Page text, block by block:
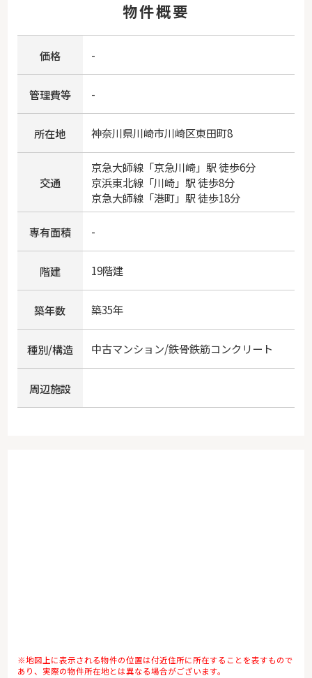
物件概要
価格 -
管理費等 -
所在地 神奈川県川崎市川崎区東田町8
交通
京急大師線「京急川崎」駅 徒歩6分
京浜東北線「川崎」駅 徒歩8分
京急大師線「港町」駅 徒歩18分
専有面積 -
階建 19階建
築年数 築35年
種別/構造 中古マンション/鉄骨鉄筋コンクリート
周辺施設
※地図上に表示される物件の位置は付近住所に所在することを表すもので
あり、実際の物件所在地とは異なる場合がございます。